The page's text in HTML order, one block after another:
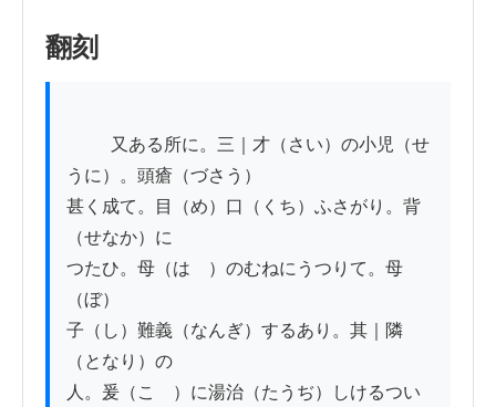
翻刻
うに）。頭瘡（づさう）
甚く成て。目（め）口（くち）ふさがり。背
（せなか）に
つたひ。母（はゝ）のむねにうつりて。母
（ぼ）
子（し）難義（なんぎ）するあり。其｜隣
（となり）の
人。爰（こゝ）に湯治（たうぢ）しけるつい